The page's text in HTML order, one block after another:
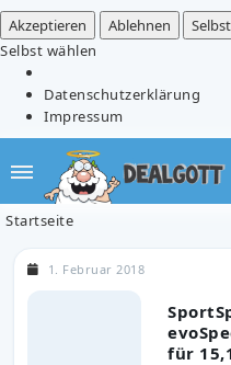
Akzeptieren
Ablehnen
Selbst wählen
Datenschutzerklärung
Impressum
Startseite
für
1. Februar 2018